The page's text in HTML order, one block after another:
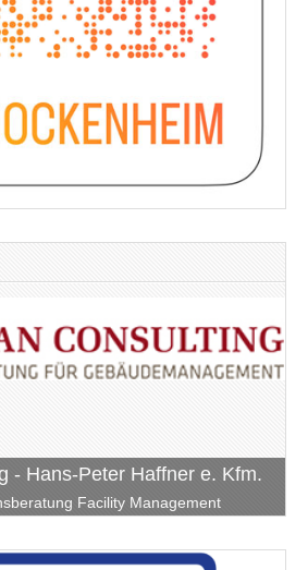
- Hans-Peter Haffner e. Kfm.
Facility Management